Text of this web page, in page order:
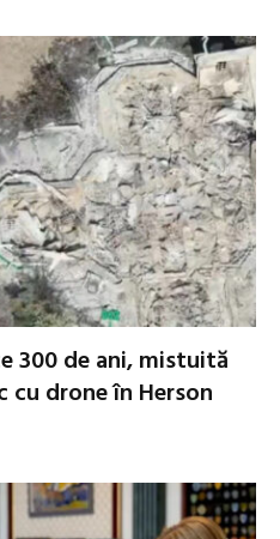
300 de ani, mistuită
cu drone în Herson